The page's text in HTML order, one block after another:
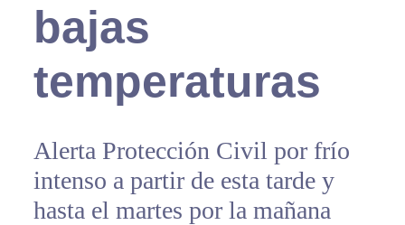
bajas
temperaturas
Alerta Protección Civil por frío
intenso a partir de esta tarde y
hasta el martes por la mañana